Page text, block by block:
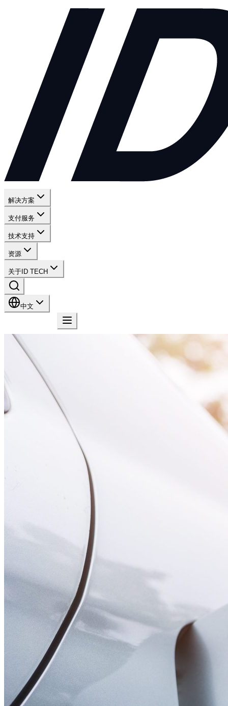
解决方案
支付服务
技术支持
资源
关于ID TECH
中文